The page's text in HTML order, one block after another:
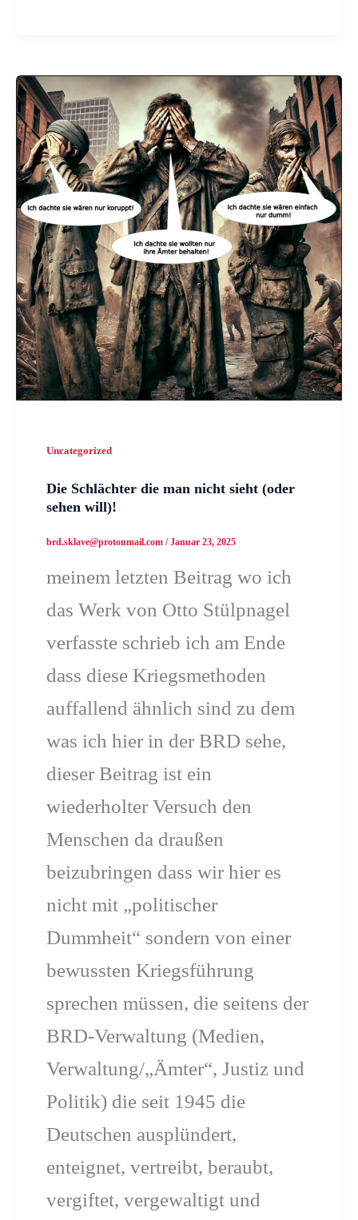
Uncategorized
Die Schlächter die man nicht sieht (oder
sehen will)!
brd.sklave@protonmail.com /Januar 23, 2025
meinem letzten Beitrag wo ich
das Werk von Otto Stülpnagel
verfasste schrieb ich am Ende
dass diese Kriegsmethoden
auffallend ähnlich sind zu dem
was ich hier in der BRD sehe,
dieser Beitrag ist ein
wiederholter Versuch den
Menschen da draußen
beizubringen dass wir hier es
nicht mit „politischer
Dummheit“ sondern von einer
bewussten Kriegsführung
sprechen müssen, die seitens der
BRD-Verwaltung (Medien,
Verwaltung/„Ämter“, Justiz und
Politik) die seit 1945 die
Deutschen ausplündert,
enteignet, vertreibt, beraubt,
vergiftet, vergewaltigt und